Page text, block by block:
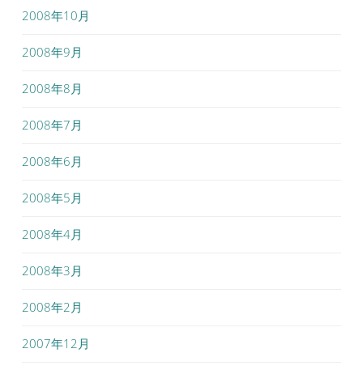
2008年10月
2008年9月
2008年8月
2008年7月
2008年6月
2008年5月
2008年4月
2008年3月
2008年2月
2007年12月